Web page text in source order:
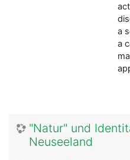
a
a
"Natur" und
Neuseeland